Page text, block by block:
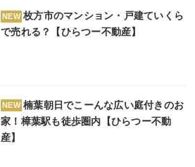
NEW 枚方市のマンション・戸建ていくら
で売れる？【ひらつー不動産】
NEW 楠葉朝日でこーんな広い庭付きのお
家！樟葉駅も徒歩圏内【ひらつー不動
産】